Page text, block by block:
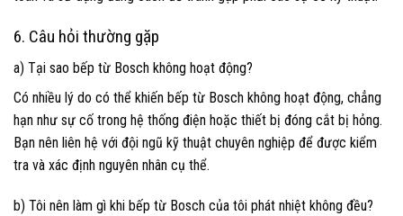
6. Câu hỏi thường gặp
a) Tại sao bếp từ Bosch không hoạt động?
Có nhiều lý do có thể khiến bếp từ Bosch không hoạt động, chẳng
hạn như sự cố trong hệ thống điện hoặc thiết bị đóng cắt bị hỏng.
Bạn nên liên hệ với đội ngũ kỹ thuật chuyên nghiệp để được kiểm
tra và xác định nguyên nhân cụ thể.
b) Tôi nên làm gì khi bếp từ Bosch của tôi phát nhiệt không đều?